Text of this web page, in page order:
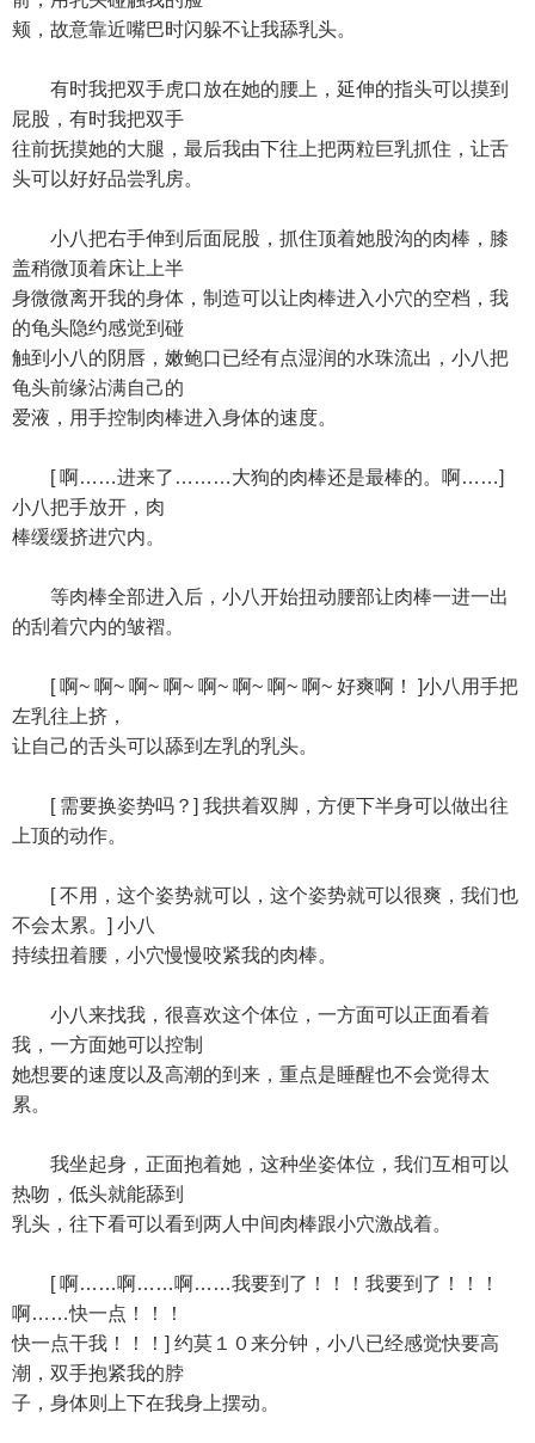
颊，故意靠近嘴巴时闪躲不让我舔乳头。
有时我把双手虎口放在她的腰上，延伸的指头可以摸到
屁股，有时我把双手
往前抚摸她的大腿，最后我由下往上把两粒巨乳抓住，让舌
头可以好好品尝乳房。
小八把右手伸到后面屁股，抓住顶着她股沟的肉棒，膝
盖稍微顶着床让上半
身微微离开我的身体，制造可以让肉棒进入小穴的空档，我
的龟头隐约感觉到碰
触到小八的阴唇，嫩鲍口已经有点湿润的水珠流出，小八把
龟头前缘沾满自己的
爱液，用手控制肉棒进入身体的速度。
[ 啊……进来了………大狗的肉棒还是最棒的。啊……]
小八把手放开，肉
棒缓缓挤进穴内。
等肉棒全部进入后，小八开始扭动腰部让肉棒一进一出
的刮着穴内的皱褶。
[ 啊~ 啊~ 啊~ 啊~ 啊~ 啊~ 啊~ 啊~ 好爽啊！ ]小八用手把
左乳往上挤，
让自己的舌头可以舔到左乳的乳头。
[ 需要换姿势吗？] 我拱着双脚，方便下半身可以做出往
上顶的动作。
[ 不用，这个姿势就可以，这个姿势就可以很爽，我们也
不会太累。] 小八
持续扭着腰，小穴慢慢咬紧我的肉棒。
小八来找我，很喜欢这个体位，一方面可以正面看着
我，一方面她可以控制
她想要的速度以及高潮的到来，重点是睡醒也不会觉得太
累。
我坐起身，正面抱着她，这种坐姿体位，我们互相可以
热吻，低头就能舔到
乳头，往下看可以看到两人中间肉棒跟小穴激战着。
[ 啊……啊……啊……我要到了！！！我要到了！！！
啊……快一点！！！
快一点干我！！！] 约莫１０来分钟，小八已经感觉快要高
潮，双手抱紧我的脖
子，身体则上下在我身上摆动。